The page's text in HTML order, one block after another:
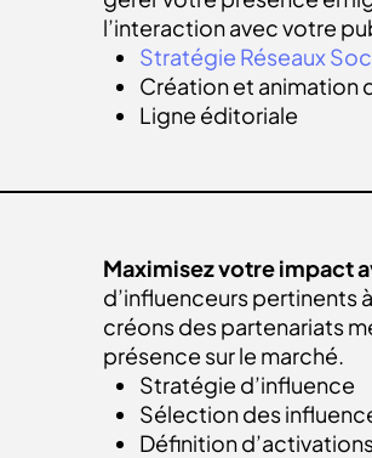
l’interaction avec votre
Stratégie Réseaux
Création et animation
Ligne éditoriale
Maximisez votre impact
d’influenceurs pertinents
créons des partenariats
présence sur le marché.
Stratégie d’influence
Sélection des
Définition